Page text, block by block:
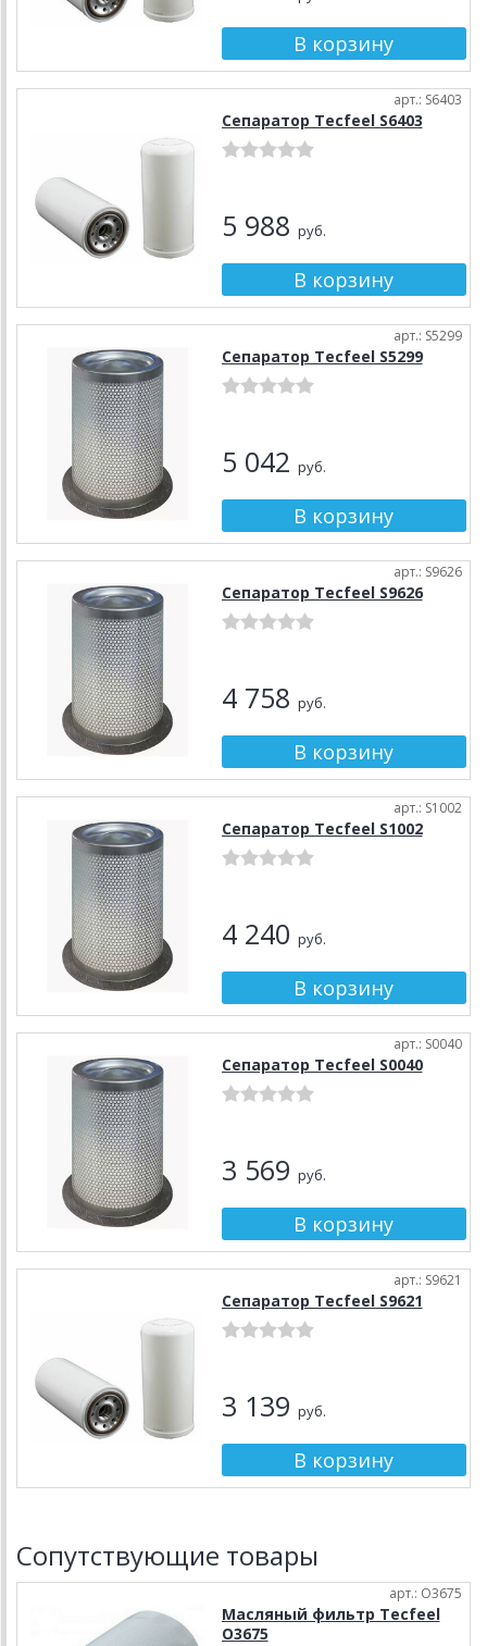
арт.: S6403
Сепаратор Tecfeel S6403
5 988 руб.
арт.: S5299
Сепаратор Tecfeel S5299
5 042 руб.
арт.: S9626
Сепаратор Tecfeel S9626
4 758 руб.
арт.: S1002
Сепаратор Tecfeel S1002
4 240 руб.
арт.: S0040
Сепаратор Tecfeel S0040
3 569 руб.
арт.: S9621
Сепаратор Tecfeel S9621
3 139 руб.
Сопутствующие товары
арт.: О3675
Масляный фильтр Tecfeel
О3675